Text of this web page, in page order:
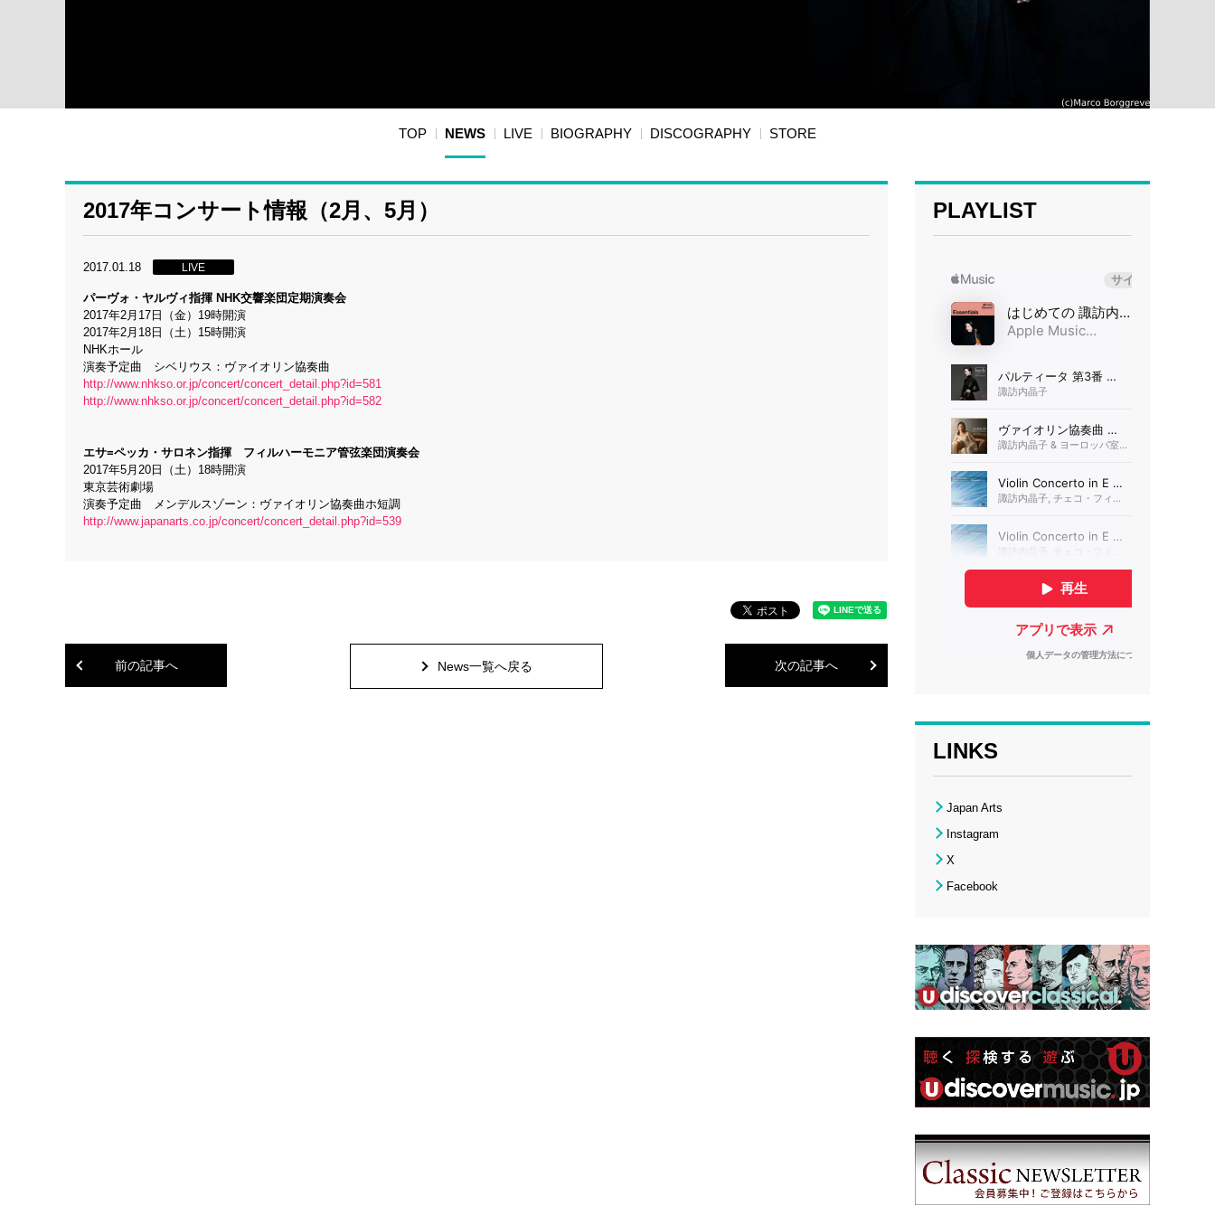
TOP NEWS LIVE BIOGRAPHY DISCOGRAPHY STORE
2017年コンサート情報（2月、5月）
2017.01.18 LIVE
パーヴォ・ヤルヴィ指揮 NHK交響楽団定期演奏会
2017年2月17日（金）19時開演
2017年2月18日（土）15時開演
NHKホール
演奏予定曲 シベリウス：ヴァイオリン協奏曲
http://www.nhkso.or.jp/concert/concert_detail.php?id=581
http://www.nhkso.or.jp/concert/concert_detail.php?id=582
エサ=ペッカ・サロネン指揮 フィルハーモニア管弦楽団演奏会
2017年5月20日（土）18時開演
東京芸術劇場
演奏予定曲 メンデルスゾーン：ヴァイオリン協奏曲ホ短調
http://www.japanarts.co.jp/concert/concert_detail.php?id=539
前の記事へ 次の記事へ
News一覧へ戻る
PLAYLIST
LINKS
Japan Arts
Instagram
X
Facebook